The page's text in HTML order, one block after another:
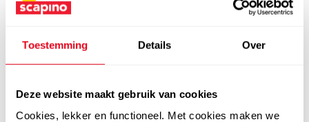
Toestemming Details Over
Deze website maakt gebruik van cookies
Cookies, lekker en functioneel. Met cookies maken we